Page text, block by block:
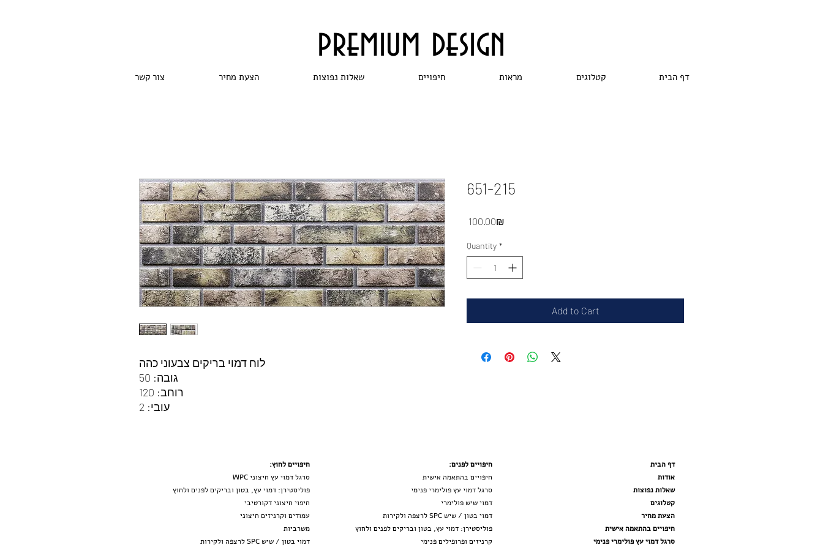
premium design
צור קשר הצעת מחיר שאלות נפוצות חיפויים מראות קטלוגים דף הבית
לוח דמוי בריקים צבעוני כהה
גובה: 50
רוחב: 120
עובי: 2
651-215
‏100.00 ‏₪
Quantity *
Add to Cart
חיפויים לחוץ:
סרגל דמוי עץ חיצוני WPC
פוליסטירן: דמוי עץ, בטון ובריקים לפנים ולחוץ
חיפוי חיצוני דקורטיבי
עמודים וקרניזים חיצוני
משרביות
דמויבטון / שיש SPC לרצפה ולקירות
חיפויים לפנים:
חיפויים בהתאמה אישית
סרגל דמוי עץ פולימרי פנימי
דמוי שיש פולימרי
דמוי בטון / שיש SPC לרצפה ולקירות
פוליסטירן: דמוי עץ, בטון ובריקים לפנים ולחוץ
קרניזים ופרופילים פנימי
דף הבית
אודות
שאלות נפוצות
קטלוגים
הצעת מחיר
חיפויים בהתאמה אישית
סרגל דמוי עץ פולימרי פנימי